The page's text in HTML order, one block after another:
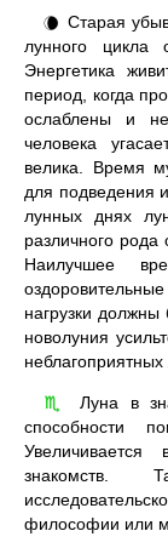
🌘 Старая
лунного цикла
Энергетика
период, когда
ослаблены и
человека
велика. Время
для подведения
лунных днях
различного
Наилучшее
нагрузки
новолуния
♏
Луна в
способности
Увеличивается
знакомств.
философии или